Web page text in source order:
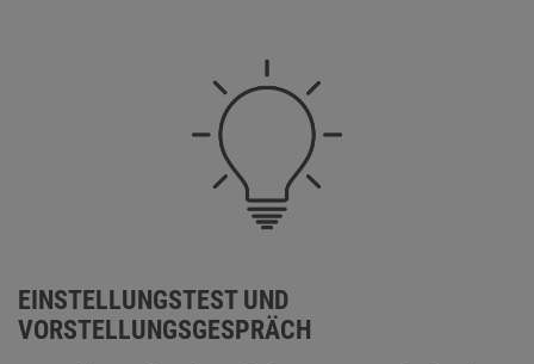
EINSTELLUNGSTEST UND
VORSTELLUNGSGESPRÄCH